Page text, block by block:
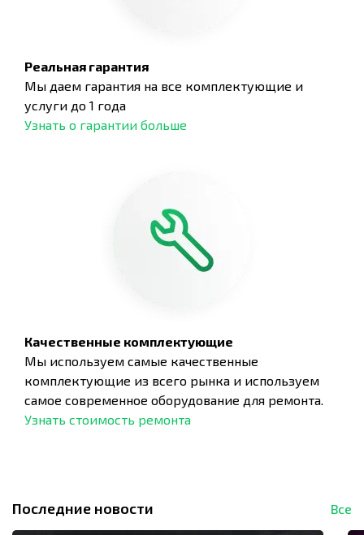
Реальная гарантия
Мы даем гарантия на все комплектующие и
услуги до 1 года
Узнать о гарантии больше
Качественные комплектующие
Мы используем самые качественные
комплектующие из всего рынка и используем
самое современное оборудование для ремонта.
Узнать стоимость ремонта
Последние новости Все